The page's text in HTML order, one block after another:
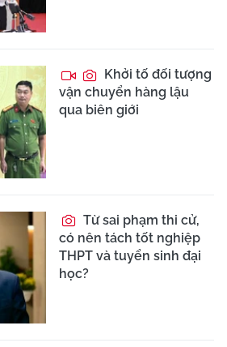
Khởi tố đối tượng
vận chuyển hàng lậu
qua biên giới
Từ sai phạm thi cử,
có nên tách tốt nghiệp
THPT và tuyển sinh đại
học?